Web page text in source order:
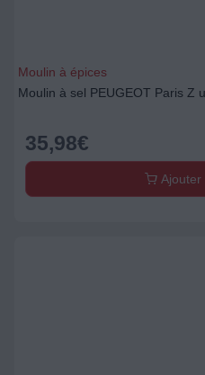
Moulin à épices
Moulin à sel PEUGEOT Paris Z
35,98€
Ajouter